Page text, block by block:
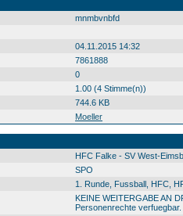
mnmbvnbfd
04.11.2015 14:32
7861888
0
1.00 (4 Stimme(n))
744.6 KB
Moeller
HFC Falke - SV West-
SPO
1. Runde, Fussball, HFC,
KEINE WEITERGABE AN
Personenrechte